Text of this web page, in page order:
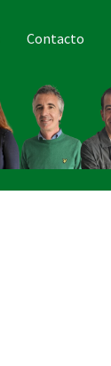
Contacto